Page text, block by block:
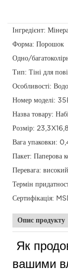
Інгредієнт:
Форма: Порошок
Одно/
Тип: Тіні для
Особливості:
Номер моделі:
Назва товару:
Розмір:
Вага упаковки:
Пакет: Паперова
Перевага:
Термін
Сертифікація:
Опис продукту
Як
вашими